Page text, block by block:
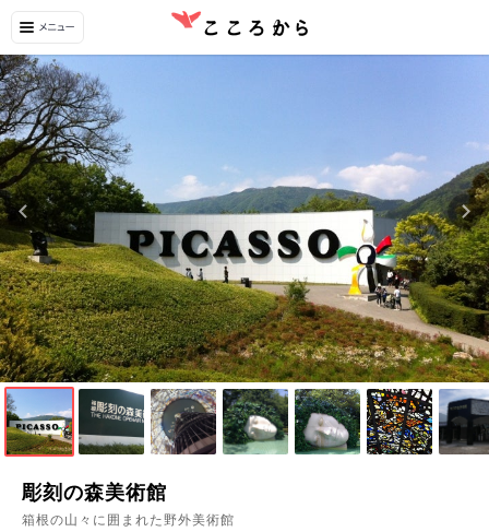
彫刻の森美術館
箱根の山々に囲まれた野外美術館